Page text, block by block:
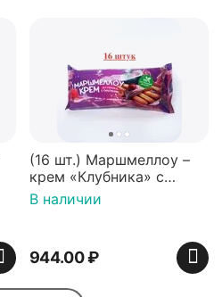
(16 шт.) Маршмеллоу –
крем «Клубника» с
палочками (ТМ
«Зефирный Лео»)
В наличии
944.00₽